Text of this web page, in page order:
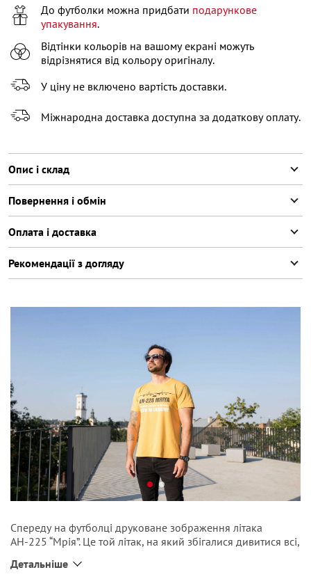
XXXL В залишку останній товар
До футболки можна придбати подарункове
упакування.
Відтінки кольорів на вашому екрані можуть
відрізнятися від кольору оригіналу.
У ціну не включено вартість доставки.
Міжнародна доставка доступна за додаткову оплату.
Опис і склад
Повернення і обмін
Оплата і доставка
Рекомендації з догляду
Спереду на футболці друковане зображення літака
АН-225 “Мрія”. Це той літак, на який збігалися дивитися всі,
Гіннеса. Але найцікавіше те, що зроблено «Мрію» в
Детальніше